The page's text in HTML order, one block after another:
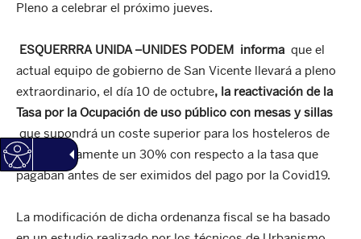
Pleno a celebrar el próximo jueves.
ESQUERRRA UNIDA –UNIDES PODEM informa que el
actual equipo de gobierno de San Vicente llevará a pleno
extraordinario, el día 10 de octubre, la reactivación de la
Tasa por la Ocupación de uso público con mesas y sillas
que supondrá un coste superior para los hosteleros de
aproximadamente un 30% con respecto a la tasa que
pagaban antes de ser eximidos del pago por la Covid19.
La modificación de dicha ordenanza fiscal se ha basado